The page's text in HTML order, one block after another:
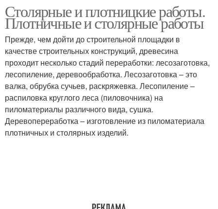
Столярные и плотницкие работы.
Плотничные и столярные работы
Прежде, чем дойти до строительной площадки в
качестве строительных конструкций, древесина
проходит несколько стадий переработки: лесозаготовка,
лесопиление, деревообработка. Лесозаготовка – это
валка, обрубка сучьев, раскряжевка. Лесопиление –
распиловка круглого леса (пиловочника) на
пиломатериалы различного вида, сушка.
Деревопереработка – изготовление из пиломатериала
плотничных и столярных изделий.